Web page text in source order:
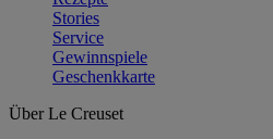
Stories
Service
Gewinnspiele
Geschenkkarte
Über Le Creuset